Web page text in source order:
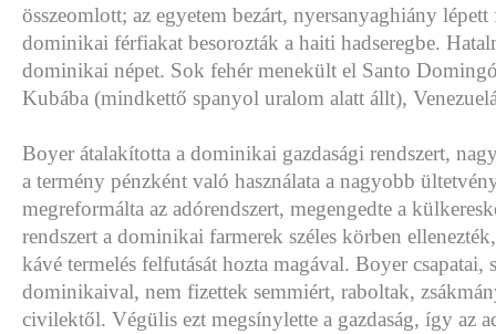
összeomlott; az egyetem bezárt, nyersanyaghiány
dominikai férfiakat besorozták a haiti hadseregbe.
dominikai népet. Sok fehér menekült el Santo
Kubába (mindkettő spanyol uralom alatt állt),
Boyer átalakította a dominikai gazdasági rendszert,
a termény pénzként való használata a nagyobb
megreformálta az adórendszert, megengedte a
rendszert a dominikai farmerek széles körben
kávé termelés felfutását hozta magával. Boyer csapatai,
dominikaival, nem fizettek semmiért, raboltak,
civilektől. Végülis ezt megsínylette a gazdaság, így az